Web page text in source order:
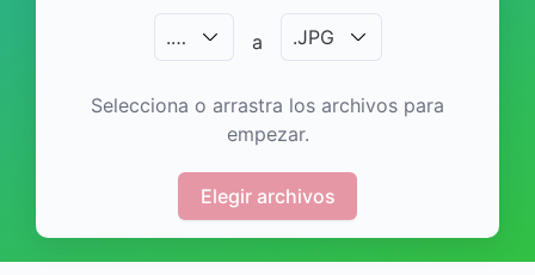
.… a .JPG
Selecciona o arrastra los archivos para
empezar.
Elegir archivos